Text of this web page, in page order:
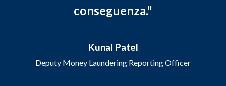
conseguenza."
Kunal Patel
Deputy Money Laundering Reporting Officer